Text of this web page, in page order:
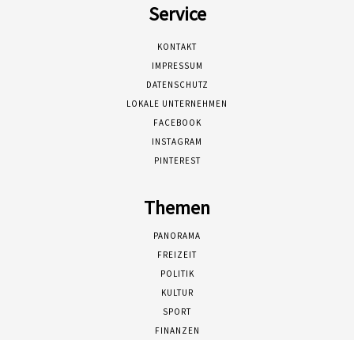
Service
KONTAKT
IMPRESSUM
DATENSCHUTZ
LOKALE UNTERNEHMEN
FACEBOOK
INSTAGRAM
PINTEREST
Themen
PANORAMA
FREIZEIT
POLITIK
KULTUR
SPORT
FINANZEN